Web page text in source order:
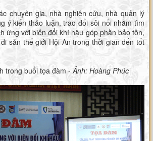
chuyên gia, nhà nghiên cứu, nhà quản lý
ý kiến thảo luận, trao đổi sôi nổi nhằm tìm
ứng với biến đổi khí hậu góp phần bảo tồn,
sản thế giới Hội An trong thời gian đến tốt
trong buổi tọa đàm -Ảnh: Hoàng Phúc